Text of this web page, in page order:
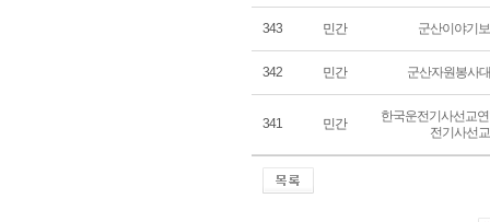
343 민간 군산이야기
342 민간 군산자원봉사
341 민간
한국운전기사선교
전기사선